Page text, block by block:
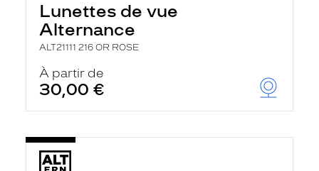
Lunettes de vue
Alternance
ALT21111 216 OR ROSE
À partir de
30,00 €